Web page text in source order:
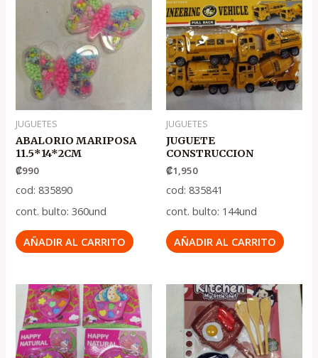
JUGUETES
ABALORIO MARIPOSA
11.5*14*2CM
₡990
cod: 835890
cont. bulto: 360und
AÑADIR AL CARRITO
JUGUETES
JUGUETE
CONSTRUCCION
₡1,950
cod: 835841
cont. bulto: 144und
AÑADIR AL CARRITO